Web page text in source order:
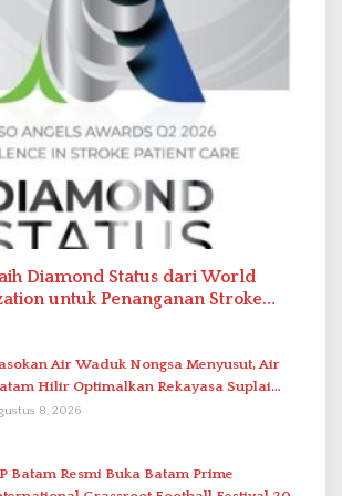
Diamond Status dari World
untuk Penanganan Stroke
Air Waduk Nongsa Menyusut, Air
Hilir Optimalkan Rekayasa Suplai
IPAM
8, 2026
Batam Resmi Buka Batam Prime